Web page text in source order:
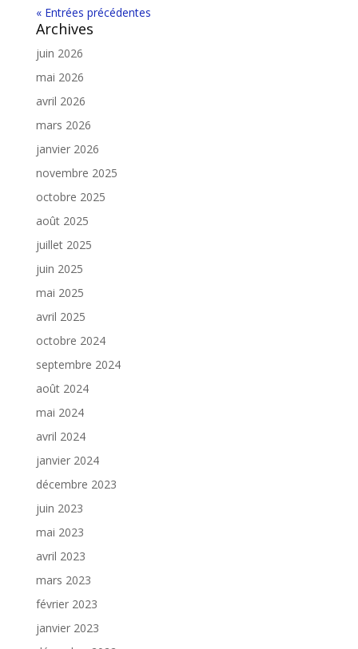
« Entrées précédentes
Archives
juin 2026
mai 2026
avril 2026
mars 2026
janvier 2026
novembre 2025
octobre 2025
août 2025
juillet 2025
juin 2025
mai 2025
avril 2025
octobre 2024
septembre 2024
août 2024
mai 2024
avril 2024
janvier 2024
décembre 2023
juin 2023
mai 2023
avril 2023
mars 2023
février 2023
janvier 2023